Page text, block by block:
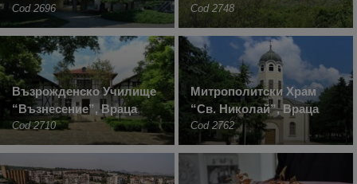
Cod 2696 Cod 2748
Възрожденско Училище
“Възнесение”, Враца
Cod 2710
Митрополитски Храм
“Св. Николай”, Враца
Cod 2762